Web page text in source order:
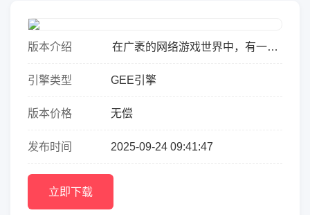
版本介绍
在广袤的网络游戏世界中，有一款
魂三国迷失无限刀神器单职业传奇。它
引擎类型 GEE引擎
版本价格 无偿
发布时间 2025-09-24 09:41:47
立即下载